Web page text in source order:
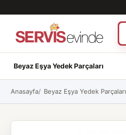
Beyaz Eşya Yedek Parçaları
Anasayfa Beyaz Eşya Yedek Parçaları